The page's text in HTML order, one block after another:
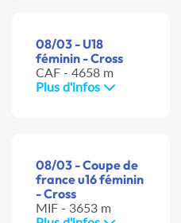
08/03 - U18
féminin - Cross
CAF - 4658 m
Plus d'infos
08/03 - Coupe de
france u16 féminin
- Cross
MIF - 3653 m